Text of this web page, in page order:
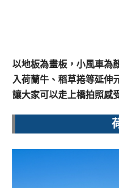
以地板為畫板，小風車為
入荷蘭牛、稻草捲等延伸
讓大家可以走上橋拍照感